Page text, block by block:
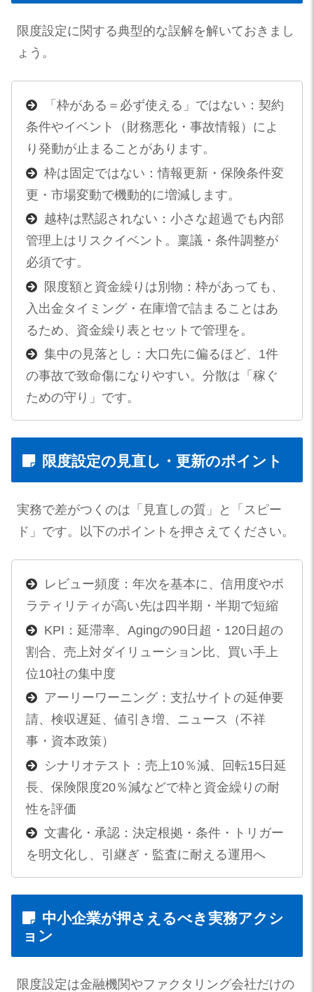
限度設定に関する典型的な誤解を解いておきまし
ょう。
「枠がある＝必ず使える」ではない：契約
条件やイベント（財務悪化・事故情報）によ
り発動が止まることがあります。
枠は固定ではない：情報更新・保険条件変
更・市場変動で機動的に増減します。
越枠は黙認されない：小さな超過でも内部
管理上はリスクイベント。稟議・条件調整が
必須です。
限度額と資金繰りは別物：枠があっても、
入出金タイミング・在庫増で詰まることはあ
るため、資金繰り表とセットで管理を。
集中の見落とし：大口先に偏るほど、1件
の事故で致命傷になりやすい。分散は「稼ぐ
ための守り」です。
限度設定の見直し・更新のポイント
実務で差がつくのは「見直しの質」と「スピー
ド」です。以下のポイントを押さえてください。
レビュー頻度：年次を基本に、信用度やボ
ラティリティが高い先は四半期・半期で短縮
KPI：延滞率、Agingの90日超・120日超の
割合、売上対ダイリューション比、買い手上
位10社の集中度
アーリーワーニング：支払サイトの延伸要
請、検収遅延、値引き増、ニュース（不祥
事・資本政策）
シナリオテスト：売上10％減、回転15日延
長、保険限度20％減などで枠と資金繰りの耐
性を評価
文書化・承認：決定根拠・条件・トリガー
を明文化し、引継ぎ・監査に耐える運用へ
中小企業が押さえるべき実務アクシ
ョン
限度設定は金融機関やファクタリング会社だけの